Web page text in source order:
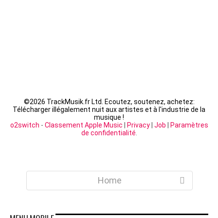
©2026 TrackMusik.fr Ltd. Ecoutez, soutenez, achetez:
Télécharger illégalement nuit aux artistes et à l'industrie de la
musique !
o2switch - Classement Apple Music Privacy| Job
Paramètres
de confidentialité.
Home